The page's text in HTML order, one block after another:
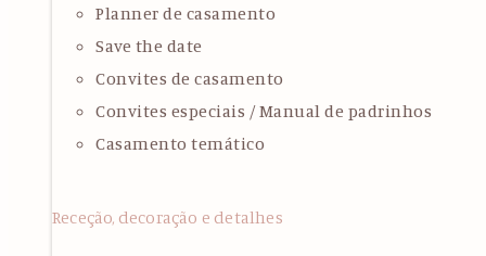
Planner de casamento
Save the date
Convites de casamento
Convites especiais / Manual de padrinhos
Casamento temático
Receção, decoração e detalhes